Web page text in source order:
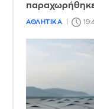
ΑΘΛΗΤΙΚΑ